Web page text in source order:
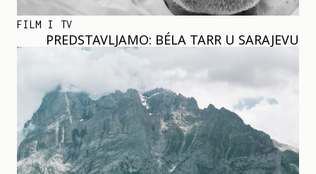
FILM I TV
PREDSTAVLJAMO: BÉLA TARR U SARAJEVU